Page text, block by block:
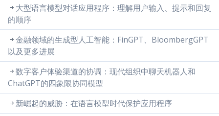
大型语言模型对话应用程序：理解用户输入、提示和回复
的顺序
金融领域的生成型人工智能：FinGPT、BloombergGPT
以及更多进展
数字客户体验渠道的协调：现代组织中聊天机器人和
ChatGPT的四象限协同模型
新崛起的威胁：在语言模型时代保护应用程序